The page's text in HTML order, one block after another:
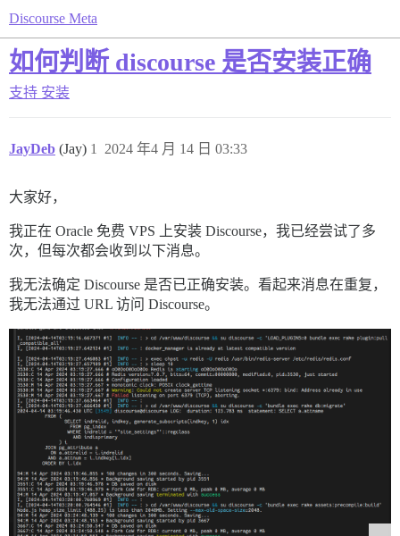
Discourse Meta
如何判断 discourse 是否安装正确
支持 安装
JayDeb (Jay) 2024 年4 月 14 日 03:33
1
大家好，
我正在 Oracle 免费 VPS 上安装 Discourse，我已经尝试了多
次，但每次都会收到以下消息。
我无法确定 Discourse 是否已正确安装。看起来消息在重复，
我无法通过 URL 访问 Discourse。